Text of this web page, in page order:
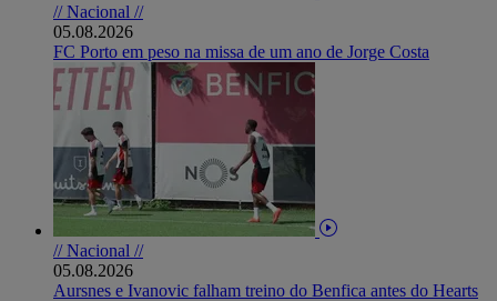
// Nacional //
05.08.2026
FC Porto em peso na missa de um ano de Jorge Costa
// Nacional //
05.08.2026
Aursnes e Ivanovic falham treino do Benfica antes do Hearts